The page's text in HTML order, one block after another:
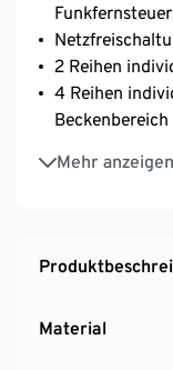
2 Reihen
4 Reihen
Beckenbereich
Mehr anzeigen
Aufbauhöhe ca.
Gefertigt in
Material